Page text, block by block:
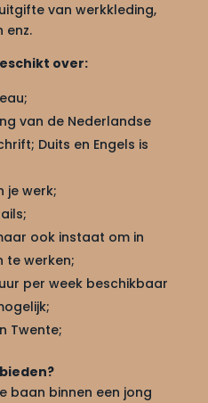
van werkkleding,
enz.
over:
van de Nederlandse
Duits en Engels is
je werk;
ook instaat om in
te werken;
per week beschikbaar
Twente;
baan binnen een jong